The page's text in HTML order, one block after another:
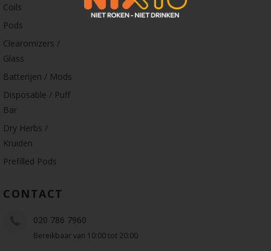
Coils
Pods
Clearomizers /
Glass
Batterijen / Mods
Disposable / Puff
Bar
Dry Herbs /
Kruiden
Prefilled Pods
CONTACT
020 786 7960
Bereikbaar van 10:00 tot 20:00